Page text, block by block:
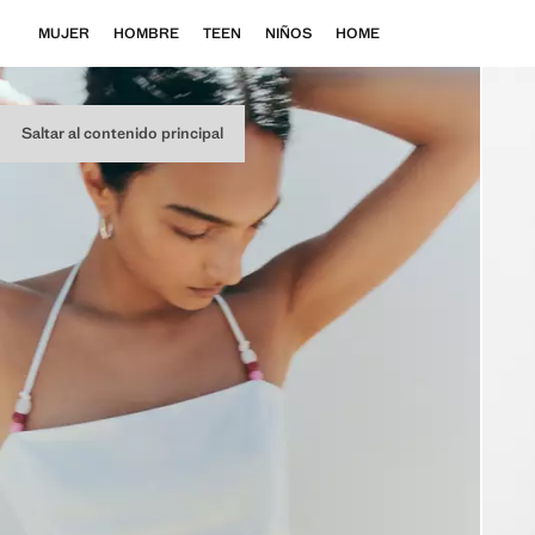
Saltar al contenido principal
MUJER HOMBRE TEEN NIÑOS HOME